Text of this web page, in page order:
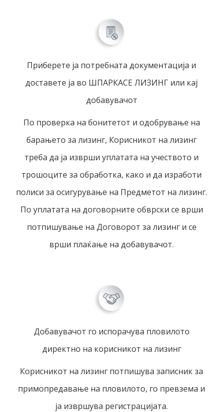
Приберете ја потребната документација и
доставете ја во ШПАРКАСЕ ЛИЗИНГ или кај
добавувачот
По проверка на бонитетот и одобрување на
барањето за лизинг, Корисникот на лизинг
треба да ја изврши уплатата на учеството и
трошоците за обработка, како и да изработи
полиси за осигурување на Предметот на лизинг.
По уплатата на договорните обврски се врши
потпишување на Договорот за лизинг и се
врши плаќање на добавувачот.
Добавувачот го испорачува пловилото
директно на корисникот на лизинг
Корисникот на лизинг потпишува записник за
примопредавање на пловилото, го превзема и
ја извршува регистрацијата.